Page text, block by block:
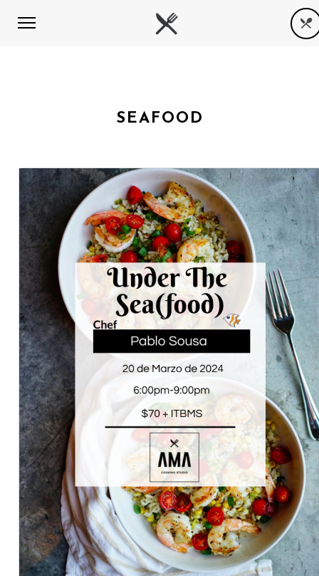
SEAFOOD